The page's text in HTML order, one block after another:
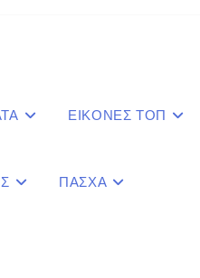
ΕΙΚΟΝΕΣ ΤΟΠ
ΠΑΣΧΑ